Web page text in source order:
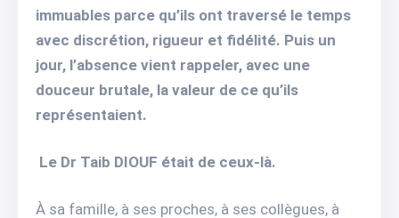
immuables parce qu’ils ont traversé le temps
avec discrétion, rigueur et fidélité. Puis un
jour, l’absence vient rappeler, avec une
douceur brutale, la valeur de ce qu’ils
représentaient.
Le Dr Taib DIOUF était de ceux-là.
À sa famille, à ses proches, à ses collègues, à